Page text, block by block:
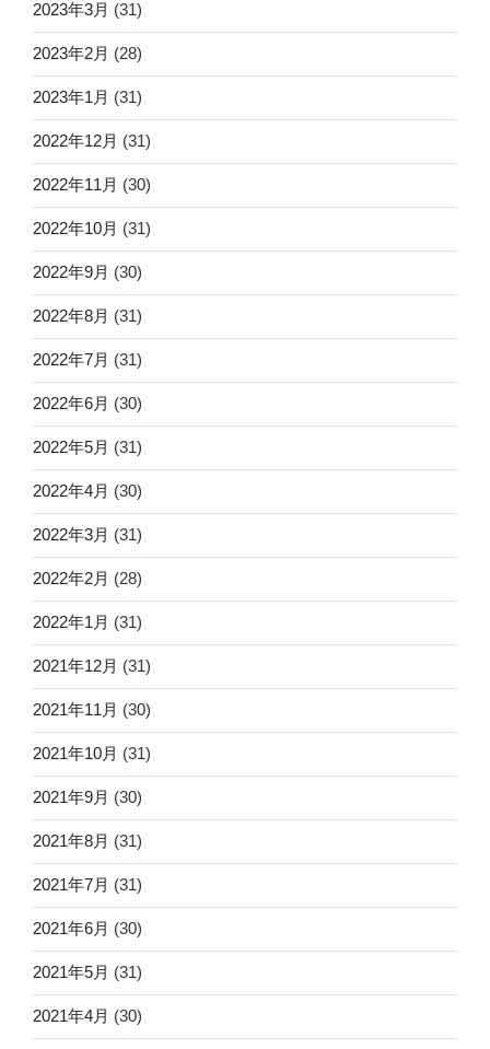
2023年3月 (31)
2023年2月 (28)
2023年1月 (31)
2022年12月 (31)
2022年11月 (30)
2022年10月 (31)
2022年9月 (30)
2022年8月 (31)
2022年7月 (31)
2022年6月 (30)
2022年5月 (31)
2022年4月 (30)
2022年3月 (31)
2022年2月 (28)
2022年1月 (31)
2021年12月 (31)
2021年11月 (30)
2021年10月 (31)
2021年9月 (30)
2021年8月 (31)
2021年7月 (31)
2021年6月 (30)
2021年5月 (31)
2021年4月 (30)